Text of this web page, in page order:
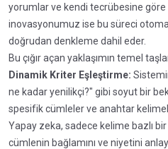
yorumlar ve kendi tecrübesine
inovasyonumuz ise bu süreci
doğrudan denkleme dahil eder.
Bu çığır açan yaklaşımın temel
Dinamik Kriter Eşleştirme:
ne kadar yenilikçi?" gibi soyut bir
spesifik cümleler ve anahtar
Yapay zeka, sadece kelime bazlı
cümlenin bağlamını ve niyetini